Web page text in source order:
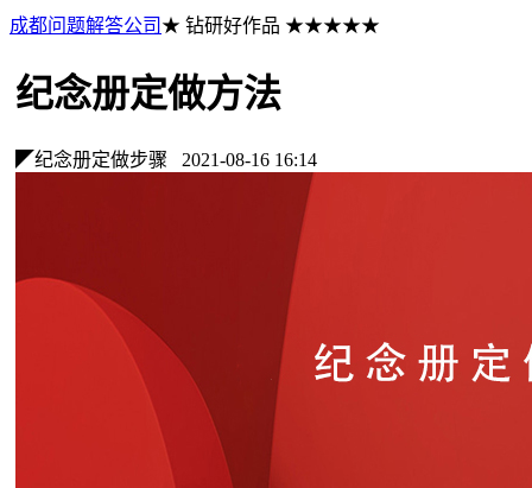
成都问题解答公司 ★ 钻研好作品 ★★★★★
纪念册定做方法
◤纪念册定做步骤 2021-08-16 16:14